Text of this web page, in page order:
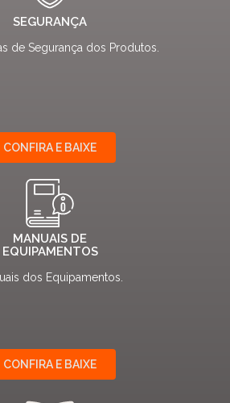
SEGURANÇA
de Segurança dos Produtos.
CONFIRA E BAIXE
MANUAIS DE
EQUIPAMENTOS
dos Equipamentos.
CONFIRA E BAIXE